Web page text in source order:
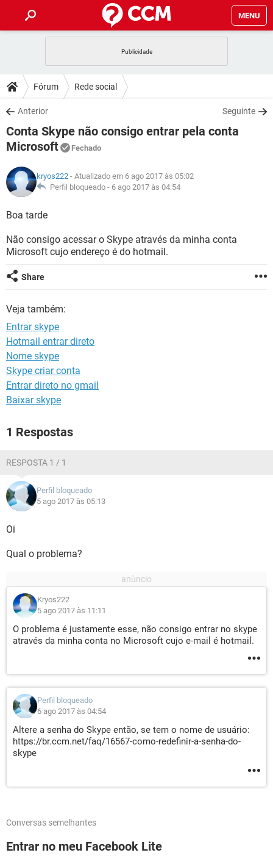
MENU
CELULAR
OUTLOOK
INSTAGRAM GMAIL
GUIA DE COMPRAS
DICAS
JOGOS
OUTLOOK
GUIA DE COMPRAS
DOWNLOADS
JOGOS WHATSAPP
CELULAR
OUTLOOK EXCEL
INSTAGRAM
GUIA DE COMPRAS
FÓRUM
CELULAR FACEBOOK
GUIA DE COMPRAS
GLOSSÁRIO
JOGOS
CELULAR
OUTLOOK EXCEL
INSTAGRAM GMAIL
GUIA DE COMPRAS
Fórum Rede social
Anterior Seguinte
Conta Skype não consigo entrar pela conta
Microsoft
Fechado
kryos222 - Atualizado em 6 ago 2017 às 05:02
Perfil bloqueado - 6 ago 2017 às 04:54
Boa tarde
Não consigo acessar o Skype através da minha conta
Microsoft cujo endereço é do hotmail.
Share
Veja também:
Entrar skype
Hotmail entrar direto
Nome skype
Skype criar conta
Entrar direto no gmail
Baixar skype
1 Respostas
RESPOSTA 1 / 1
Perfil bloqueado
5 ago 2017 às 05:13
Oi
Qual o problema?
Kryos222
5 ago 2017 às 11:11
O problema é justamente esse, não consigo entrar no skype
através da minha conta no Microsoft cujo e-mail é hotmail.
Perfil bloqueado
6 ago 2017 às 04:54
Altere a senha do Skype então, se tem o nome de usuário:
https://br.ccm.net/faq/16567-como-redefinir-a-senha-do-
skype
Conversas semelhantes
Entrar no meu Facebook Lite